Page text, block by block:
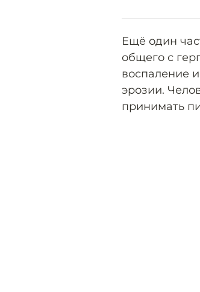
Ещё один
общего с
воспаление
эрозии.
принимать